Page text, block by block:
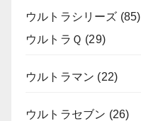
ウルトラシリーズ (85)
ウルトラＱ (29)
ウルトラマン (22)
ウルトラセブン (26)